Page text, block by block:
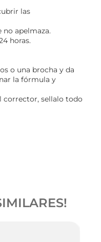
las
no apelmaza.
horas.
o una brocha y da
la fórmula y
corrector, sellalo todo